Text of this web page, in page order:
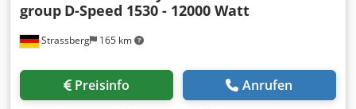
Strassberg 165 km
group D-Speed 1530 - 12000 Watt
Preisinfo Anrufen